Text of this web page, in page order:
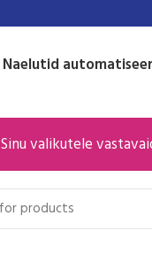
Naelutid
Sinu valikutele